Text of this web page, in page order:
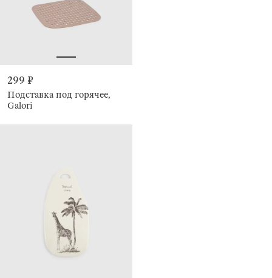
299 ₽
Подставка под горячее,
Galori